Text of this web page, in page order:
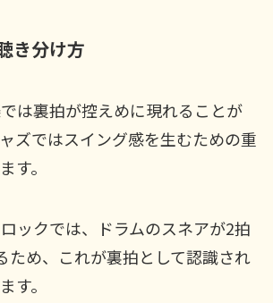
き分け方
は裏拍が控えめに現れることが
ズではスイング感を生むための重
す。
ックでは、ドラムのスネアが2拍
ため、これが裏拍として認識され
す。